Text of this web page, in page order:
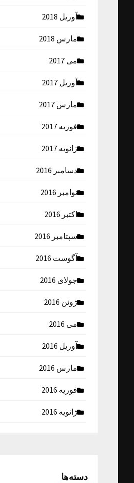
آوریل 2018
مارس 2018
می 2017
آوریل 2017
مارس 2017
فوریه 2017
ژانویه 2017
دسامبر 2016
نوامبر 2016
اکتبر 2016
سپتامبر 2016
آگوست 2016
جولای 2016
ژوئن 2016
می 2016
آوریل 2016
مارس 2016
فوریه 2016
ژانویه 2016
دسته‌ها